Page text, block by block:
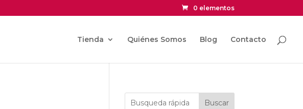
0 elementos
Tienda Quiénes Somos Blog Contacto
Buscar